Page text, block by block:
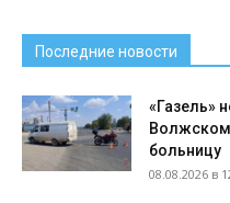
Последние новости
«Газель»
Волжском
больницу
08.08.2026 в